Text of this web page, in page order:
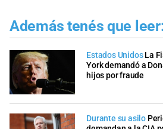
Además tenés que
Estados Unidos La
York demandó a
hijos por fraude
Durante su asilo